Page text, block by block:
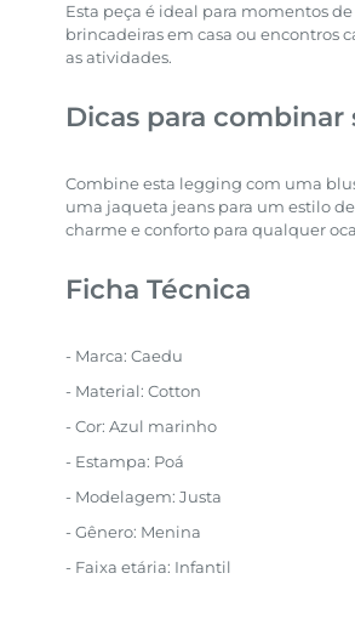
Esta peça é ideal para momentos
brincadeiras em casa ou encontros
as atividades.
Dicas para combinar
Combine esta legging com uma
uma jaqueta jeans para um estilo
charme e conforto para qualquer
Ficha Técnica
- Marca: Caedu
- Material: Cotton
- Cor: Azul marinho
- Estampa: Poá
- Modelagem: Justa
- Gênero: Menina
- Faixa etária: Infantil